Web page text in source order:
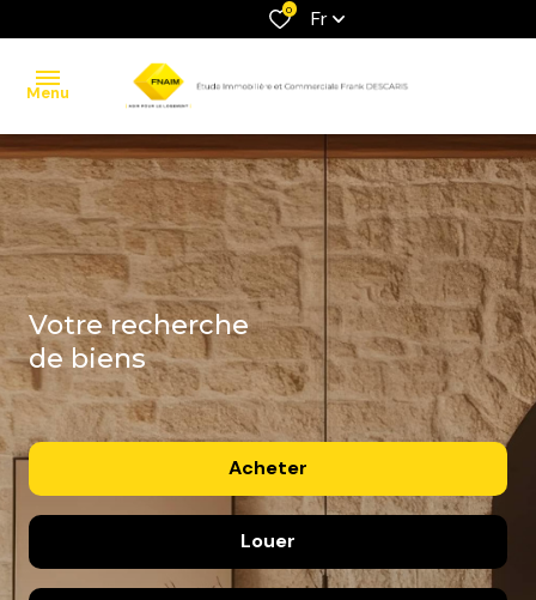
0 Fr
Menu
accueil
ventes
locations
estimation
contact
votre recherche
de biens
Acheter
Louer